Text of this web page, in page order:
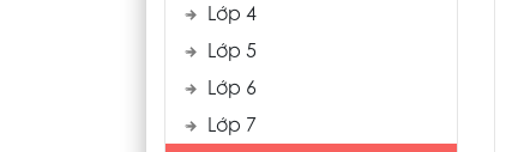
Lớp 4
Lớp 5
Lớp 6
Lớp 7